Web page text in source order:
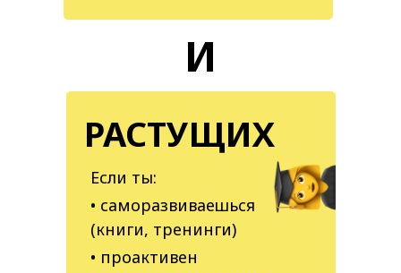
РАСТУЩИХ
Если ты:
• саморазвиваешься
(книги, тренинги)
• проактивен
И